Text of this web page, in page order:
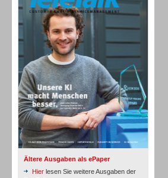
Ältere Ausgaben als ePaper
Hier lesen Sie weitere Ausgaben der
Inbound